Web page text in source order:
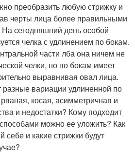
преобразить любую стрижку и
черты лица более правильными
сегодняшний день особой
челка с удлинением по бокам.
части лба она ничем не
челки, но по бокам имеет
выравнивая овал лица.
вариации удлиненной по
косая, асимметричная и
и недостатки? Кому подходит
можно ее уложить? Как
себе и какие стрижки будут